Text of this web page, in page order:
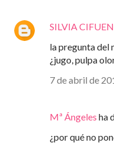
SILVIA
la pregunta del
¿jugo, pulpa
7 de abril de
Mª Ángeles ha
¿por qué no